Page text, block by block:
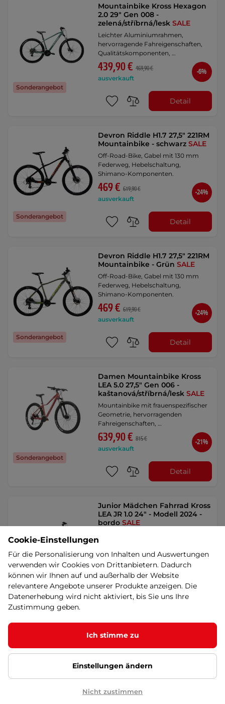
Sonderangebot
Mountainbike Kross Hexagon
2.0 29" Gen 008 -
zelená/stříbrná/leskSALE
Leichter Aluminiumrahmen,
hervorragende Fahreigenschaften,
Qualitätskomponenten, …
439,90 € 469,90 €
ausverkauft
-6%
Detail
Sonderangebot
Devron Riddle H1.7 27,5" 221RM
Mountainbike - schwarzSALE
Off-Road-Bike, Gabel mit 130 mm
Federweg, Hebelschaltung,
Shimano-Komponenten.
469 € 619,90 €
ausverkauft
-24%
Detail
Sonderangebot
Devron Riddle H1.7 27,5" 221RM
Mountainbike - GrünSALE
Off-Road-Bike, Gabel mit 130 mm
Federweg, Hebelschaltung,
Shimano-Komponenten.
469 € 619,90 €
ausverkauft
-24%
Detail
Sonderangebot
Damen Mountainbike Kross
LEA 5.0 27,5" Gen 006 -
kaštanová/stříbrná/leskSALE
Mountainbike mit frauenspezifischer
Geometrie, hervorragenden
Fahreigenschaften, …
639,90 € 815 €
ausverkauft
-21%
Detail
Sonderangebot
Junior Mädchen Fahrrad Kross
LEA JR 1.0 24" - Modell 2024 -
bordoSALE
leichtem Aluminiumrahmen,
Qualitätskomponenten, …
324,90 € 342,90 €
ausverkauft
Detail
Reactor Colt 24"-Juniorenrad –
Hochwertiges Junior-Fahrrad, 18
Gänge, Stahlrahmen, V-Bremse,
249,90 € 274,90 €
Cookie-Einstellungen
Für die Personalisierung von Inhalten und Auswertungen
verwenden wir Cookies von Drittanbietern. Dadurch
können wir Ihnen auf und außerhalb der Website
relevantere Angebote unserer Produkte anzeigen. Die
Datenerhebung wird nicht aktiviert, bis Sie uns Ihre
Zustimmung geben.
Ich stimme zu
Einstellungen ändern
Nicht zustimmen